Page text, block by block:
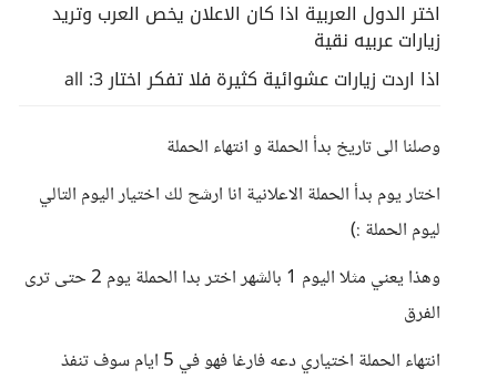
اختر الدول العربية اذا كان الاعلان يخص العرب وتريد
زيارات عربيه نقية
اذا اردت زيارات عشوائية كثيرة فلا تفكر اختار all :3
وصلنا الى تاريخ بدأ الحملة و انتهاء الحملة
اختار يوم بدأ الحملة الاعلانية انا ارشح لك اختيار اليوم التالي
ليوم الحملة :)
وهذا يعني مثلا اليوم 1 بالشهر اختر بدا الحملة يوم 2 حتى ترى
الفرق
انتهاء الحملة اختياري دعه فارغا فهو في 5 ايام سوف تنفذ